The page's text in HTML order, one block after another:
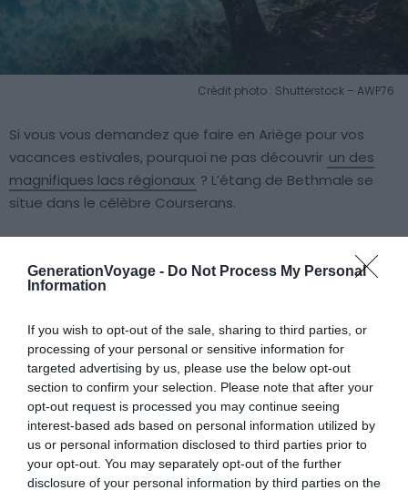
GenerationVoyage - Do Not Process My Personal
Information
If you wish to opt-out of the sale, sharing to third parties, or
processing of your personal or sensitive information for
targeted advertising by us, please use the below opt-out
section to confirm your selection. Please note that after your
opt-out request is processed you may continue seeing
interest-based ads based on personal information utilized by
us or personal information disclosed to third parties prior to
your opt-out. You may separately opt-out of the further
disclosure of your personal information by third parties on the
Crédit photo : Shutterstock – AWP76
Si vous vous demandez que faire en Ariège pour vos
vacances estivales, pourquoi ne pas découvrir un des
magnifiques lacs régionaux ? L’étang de Bethmale se
situe dans le célèbre Courserans.
sûrement pas de vous baigner. Plutôt qu’un moment de
la promenade. Sur ses rives sauvages, vous pourrez
prendre un grand bol d’air frais au cœur des vallées
pyrénéennes.
À lire aussi sur le guide Occitanie :